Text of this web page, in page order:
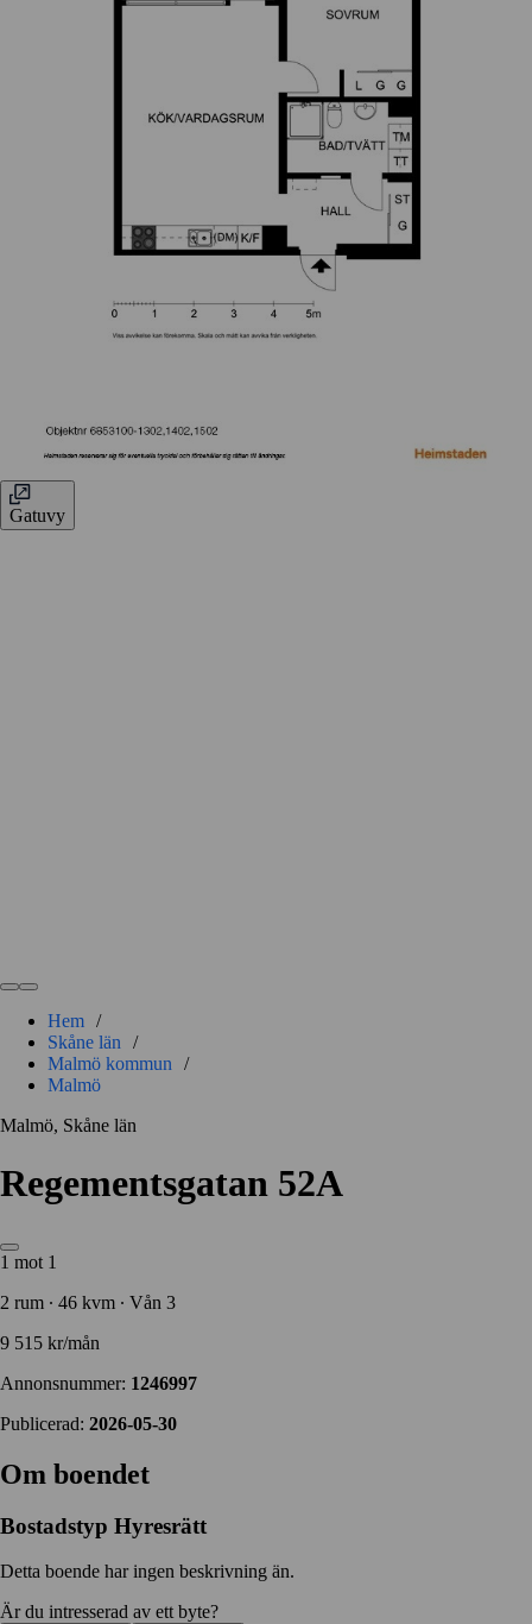
Gatuvy
Hem /
Skåne län
/
Malmö kommun
/
Malmö
Malmö, Skåne län
Regementsgatan 52A
1 mot 1
2 rum ∙ 46 kvm ∙ Vån 3
9 515 kr/mån
Annonsnummer: 1246997
Publicerad: 2026-05-30
Om boendet
Bostadstyp Hyresrätt
Detta boende har ingen beskrivning än.
Är du intresserad av ett byte?